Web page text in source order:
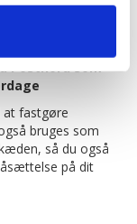
at fastgøre
bruges som
så du også
på dit